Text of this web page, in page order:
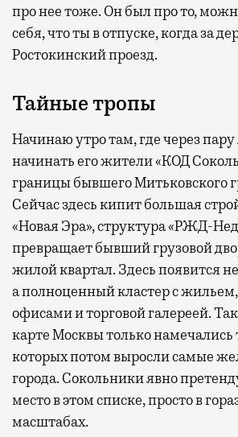
про нее тоже. Он был про то,
себя, что ты в отпуске, когда за
Ростокинский проезд.
Тайные тропы
Начинаю утро там, где через пару
начинать его жители «КОД
границы бывшего Митьковского
Сейчас здесь кипит большая
«Новая Эра», структура «РЖД-
превращает бывший грузовой
жилой квартал. Здесь появится
а полноценный кластер с
офисами и торговой галереей.
карте Москвы только намечались
которых потом выросли самые
города. Сокольники явно
место в этом списке, просто в
масштабах.